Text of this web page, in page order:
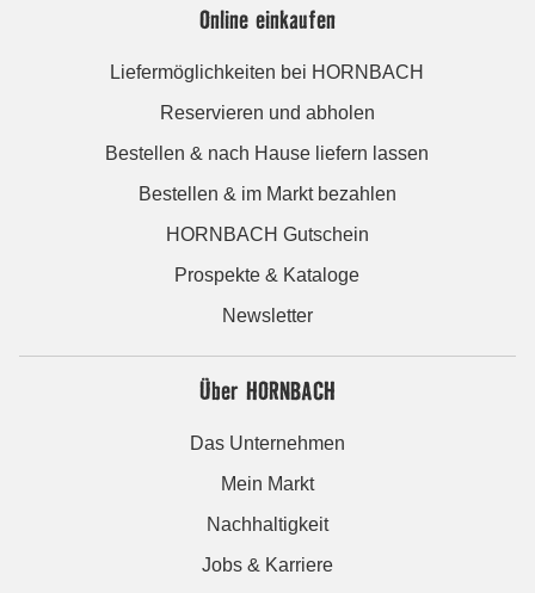
Online einkaufen
Liefermöglichkeiten bei HORNBACH
Reservieren und abholen
Bestellen & nach Hause liefern lassen
Bestellen & im Markt bezahlen
HORNBACH Gutschein
Prospekte & Kataloge
Newsletter
Über HORNBACH
Das Unternehmen
Mein Markt
Nachhaltigkeit
Jobs & Karriere